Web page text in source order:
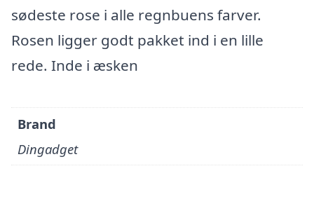
sødeste rose i alle regnbuens farver.
Rosen ligger godt pakket ind i en lille
rede. Inde i æsken
Brand
Dingadget